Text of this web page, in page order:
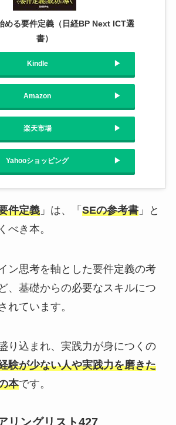
める要件定義（日経BP Next ICT選
書）
Kindle
Amazon
楽天市場
Yahooショッピング
件定義」は、「 SEの参考書」と
べき本。
ン思考を軸とした要件定義の考
、基礎からの必要なスキルにつ
れています。
り込まれ、実践力が身につくの
験が少ない人や実践力を磨きた
本です。
リングリスト427